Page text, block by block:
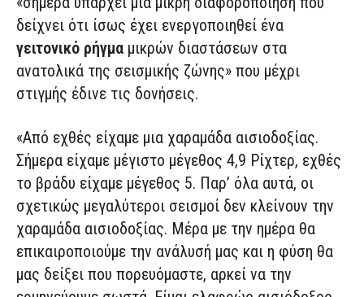
δείχνει ότι ίσως έχει ενεργοποιηθεί ένα
γειτονικό ρήγμα μικρών διαστάσεων στα
ανατολικά της σεισμικής ζώνης» που μέχρι
στιγμής έδινε τις δονήσεις.
«Από εχθές είχαμε μια χαραμάδα αισιοδοξίας.
Σήμερα είχαμε μέγιστο μέγεθος 4,9 Ρίχτερ, εχθές
το βράδυ είχαμε μέγεθος 5. Παρ’ όλα αυτά, οι
σχετικώς μεγαλύτεροι σεισμοί δεν κλείνουν την
χαραμάδα αισιοδοξίας. Μέρα με την ημέρα θα
επικαιροποιούμε την ανάλυσή μας και η φύση θα
μας δείξει που πορευόμαστε, αρκεί να την